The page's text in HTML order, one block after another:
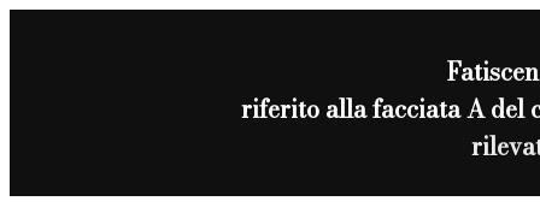
riferito alla facciata A del